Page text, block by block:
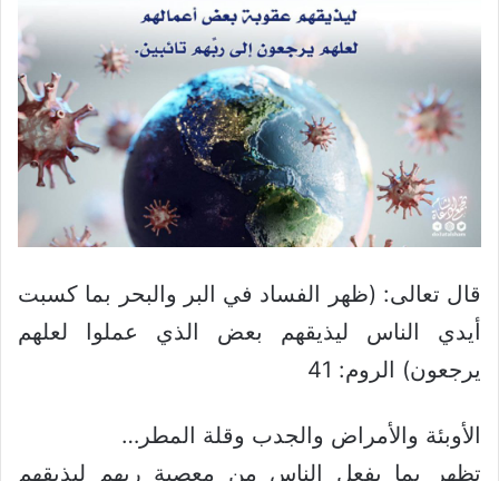
قال تعالى: (ظهر الفساد في البر والبحر بما كسبت
أيدي الناس ليذيقهم بعض الذي عملوا لعلهم
يرجعون) الروم: 41
الأوبئة والأمراض والجدب وقلة المطر…
تظهر بما يفعل الناس من معصية ربهم ليذيقهم